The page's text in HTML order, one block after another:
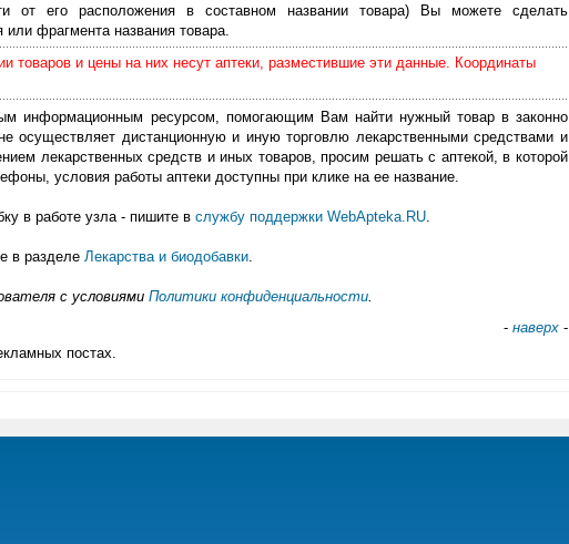
от его расположения в составном названии товара) Вы можете сделать
фрагмента названия товара.
товаров и цены на них несут аптеки, разместившие эти данные. Координаты
информационным ресурсом, помогающим Вам найти нужный товар в законно
осуществляет дистанционную и иную торговлю лекарственными средствами и
лекарственных средств и иных товаров, просим решать с аптекой, в которой
условия работы аптеки доступны при клике на ее название.
в работе узла - пишите в службу поддержки WebApteka.RU
в разделе Лекарства и биодобавки
с условиями Политики конфиденциальности
- наверх -
постах.